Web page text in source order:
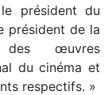
président du
président de la
des œuvres
du cinéma et
respectifs. »